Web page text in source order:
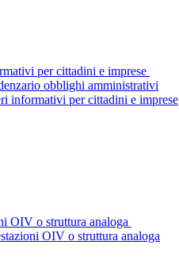
per cittadini e imprese
obblighi amministrativi
informativi per cittadini e imprese
OIV o struttura analoga
OIV o struttura analoga